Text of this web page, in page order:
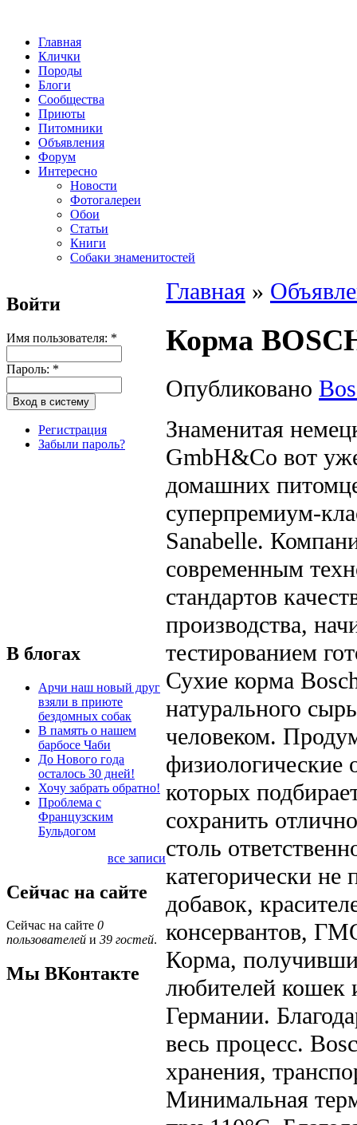
Главная
Клички
Породы
Блоги
Сообщества
Приюты
Питомники
Объявления
Форум
Интересно
Новости
Фотогалереи
Обои
Статьи
Книги
Собаки знаменитостей
Войти
Имя пользователя: *
Пароль: *
Регистрация
Забыли пароль?
В блогах
Арчи наш новый друг
взяли в приюте
бездомных собак
В память о нашем
барбосе Чаби
До Нового года
осталось 30 дней!
Хочу забрать обратно!
Проблема с
Французским
Бульдогом
все записи
Сейчас на сайте
Сейчас на сайте 0
пользователей и 39 гостей.
Мы ВКонтакте
Главная »
Корма
Опубликовано
Знаменитая
GmbH&Co вот
домашних
суперпремиум-
Sanabelle.
современным
стандартов
производства,
тестированием
Сухие корма
натурального
человеком.
которых
сохранить
столь
категорически не
добавок,
консервантов,
Корма,
любителей кошек
Германии.
весь процесс.
хранения,
Минимальная